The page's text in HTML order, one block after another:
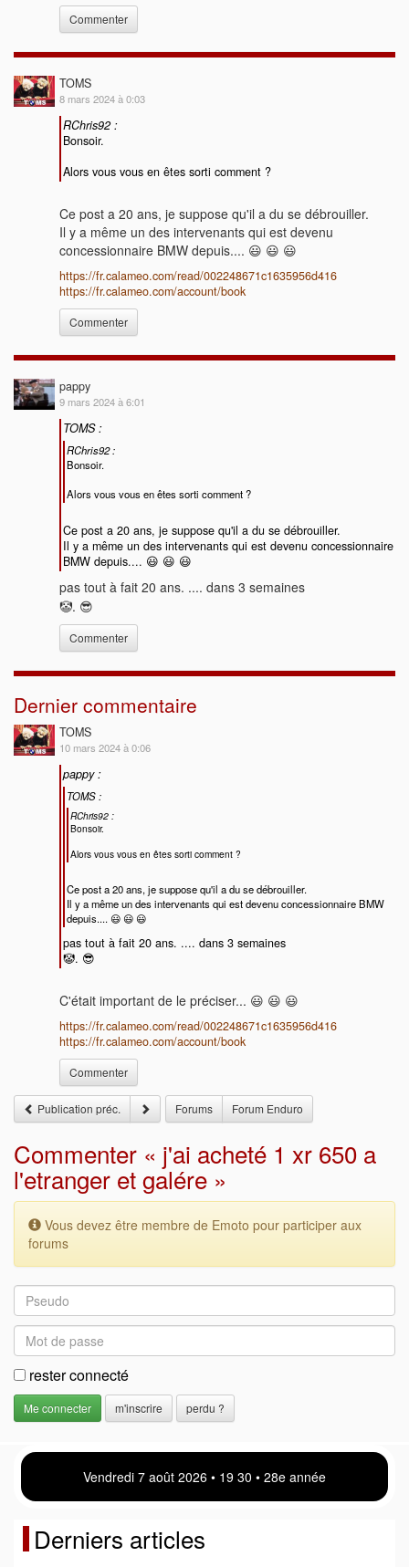
Commenter
TOMS
8 mars 2024 à 0:03
RChris92 :
Bonsoir.
Alors vous vous en êtes sorti comment ?
Ce post a 20 ans, je suppose qu'il a du se débrouiller.
Il y a même un des intervenants qui est devenu
concessionnaire BMW depuis.... 😃 😃 😃
https://fr.calameo.com/read/002248671c1635956d416
https://fr.calameo.com/account/book
Commenter
pappy
9 mars 2024 à 6:01
TOMS :
RChris92 :
Bonsoir.
Alors vous vous en êtes sorti comment ?
Ce post a 20 ans, je suppose qu'il a du se débrouiller.
Il y a même un des intervenants qui est devenu concessionnaire
BMW depuis.... 😃 😃 😃
pas tout à fait 20 ans. .... dans 3 semaines
🤡. 😎
Commenter
Dernier commentaire
TOMS
10 mars 2024 à 0:06
pappy :
TOMS :
RChris92 :
Bonsoir.
Alors vous vous en êtes sorti comment ?
Ce post a 20 ans, je suppose qu'il a du se débrouiller.
Il y a même un des intervenants qui est devenu concessionnaire BMW
depuis.... 😃 😃 😃
pas tout à fait 20 ans. .... dans 3 semaines
🤡. 😎
C'était important de le préciser... 😃 😃 😃
https://fr.calameo.com/read/002248671c1635956d416
https://fr.calameo.com/account/book
Commenter
Publication préc. Forums Forum Enduro
Commenter « j'ai acheté 1 xr 650 a
l'etranger et galére »
Vous devez être membre de Emoto pour participer aux
forums
rester connecté
m'inscrire perdu ?
Vendredi 7 août 2026 • 19:30 • 28e année
Derniers articles